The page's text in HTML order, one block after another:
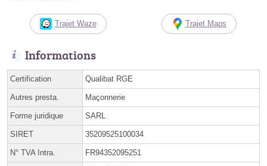
Trajet Waze Trajet Maps
Informations
Certification Qualibat RGE
Autres presta. Maçonnerie
Forme juridique SARL
SIRET 35209525100034
N° TVA Intra. FR94352095251